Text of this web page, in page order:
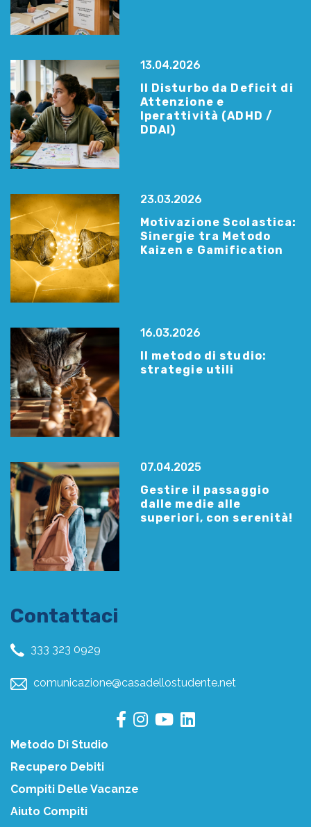
13.04.2026
Il Disturbo da Deficit di
Attenzione e
Iperattività (ADHD /
DDAI)
23.03.2026
Motivazione Scolastica:
Sinergie tra Metodo
Kaizen e Gamification
16.03.2026
Il metodo di studio:
strategie utili
07.04.2025
Gestire il passaggio
dalle medie alle
superiori, con serenità!
Contattaci
333 323 0929
comunicazione@casadellostudente.net
Metodo Di Studio
Recupero Debiti
Compiti Delle Vacanze
Aiuto Compiti